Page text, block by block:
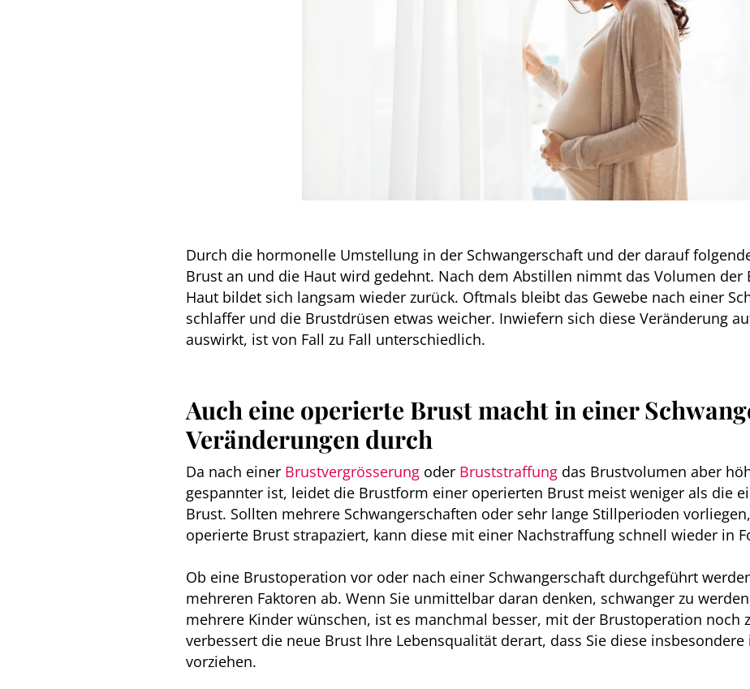
Durch die hormonelle Umstellung in der Schwangerschaft und der darauf
Brust an und die Haut wird gedehnt. Nach dem Abstillen nimmt das Volumen der
Haut bildet sich langsam wieder zurück. Oftmals bleibt das Gewebe nach einer
schlaffer und die Brustdrüsen etwas weicher. Inwiefern sich diese Veränderung
auswirkt, ist von Fall zu Fall unterschiedlich.
Auch eine operierte Brust macht in einer
Veränderungen durch
Da nach einer Brustvergrösserungoder Bruststraffungdas Brustvolumen aber
gespannter ist, leidet die Brustform einer operierten Brust meist weniger als die
Brust. Sollten mehrere Schwangerschaften oder sehr lange Stillperioden
operierte Brust strapaziert, kann diese mit einer Nachstraffung schnell wieder in
Ob eine Brustoperation vor oder nach einer Schwangerschaft durchgeführt
mehreren Faktoren ab. Wenn Sie unmittelbar daran denken, schwanger zu
mehrere Kinder wünschen, ist es manchmal besser, mit der Brustoperation noch
verbessert die neue Brust Ihre Lebensqualität derart, dass Sie diese
vorziehen.